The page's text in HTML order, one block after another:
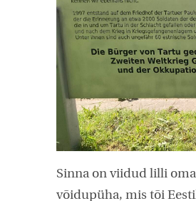
Sinna on viidud lilli
võidupüha, mis tõi